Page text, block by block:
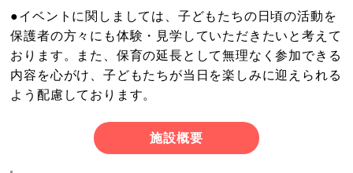
●イベントに関しましては、子どもたちの日頃の活動を
保護者の方々にも体験・見学していただきたいと考えて
おります。また、保育の延長として無理なく参加できる
内容を心がけ、子どもたちが当日を楽しみに迎えられる
よう配慮しております。
施設概要